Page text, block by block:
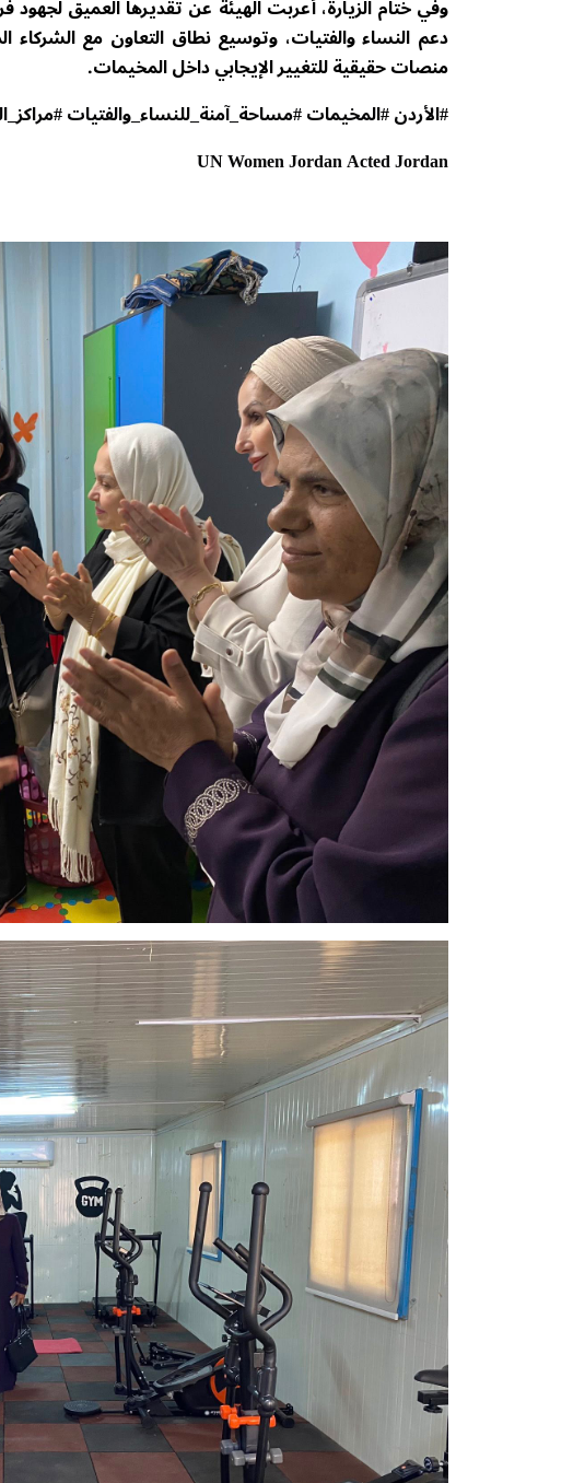
وفي ختام الزيارة، أعربت الهيئة عن تقديرها العميق
دعم النساء والفتيات، وتوسيع نطاق التعاون مع الشركاء
منصات حقيقية للتغيير الإيجابي داخل المخيمات.
#الأردن#المخيمات#مساحة_آمنة_للنساء_والفتيات
UN Women JordanActed Jordan